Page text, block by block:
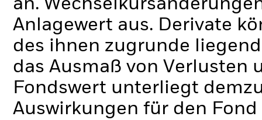
an.
Anlagewert aus. Derivate
des ihnen zugrunde
das Ausmaß von Verlusten
Fondswert unterliegt
Auswirkungen für den